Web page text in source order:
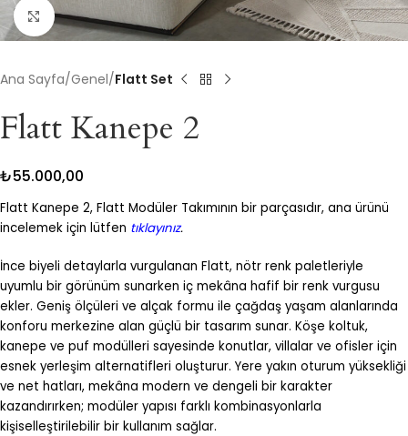
Büyütmek için tıklayın
Ana Sayfa Genel Flatt Set
Flatt Kanepe 2
₺55.000,00
Flatt Kanepe 2, Flatt Modüler Takımının bir parçasıdır, ana ürünü
incelemek için lütfen tıklayınız.
İnce biyeli detaylarla vurgulanan Flatt, nötr renk paletleriyle
uyumlu bir görünüm sunarken iç mekâna hafif bir renk vurgusu
ekler. Geniş ölçüleri ve alçak formu ile çağdaş yaşam alanlarında
konforu merkezine alan güçlü bir tasarım sunar. Köşe koltuk,
kanepe ve puf modülleri sayesinde konutlar, villalar ve ofisler için
esnek yerleşim alternatifleri oluşturur. Yere yakın oturum yüksekliği
ve net hatları, mekâna modern ve dengeli bir karakter
kazandırırken; modüler yapısı farklı kombinasyonlarla
kişiselleştirilebilir bir kullanım sağlar.